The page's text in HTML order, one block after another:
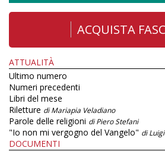
ACQUISTA
ATTUALITÀ
Ultimo numero
Numeri precedenti
Libri del mese
Riletture di Mariapia Veladiano
Parole delle religioni di Piero Stefani
"Io non mi vergogno del Vangelo" di
DOCUMENTI